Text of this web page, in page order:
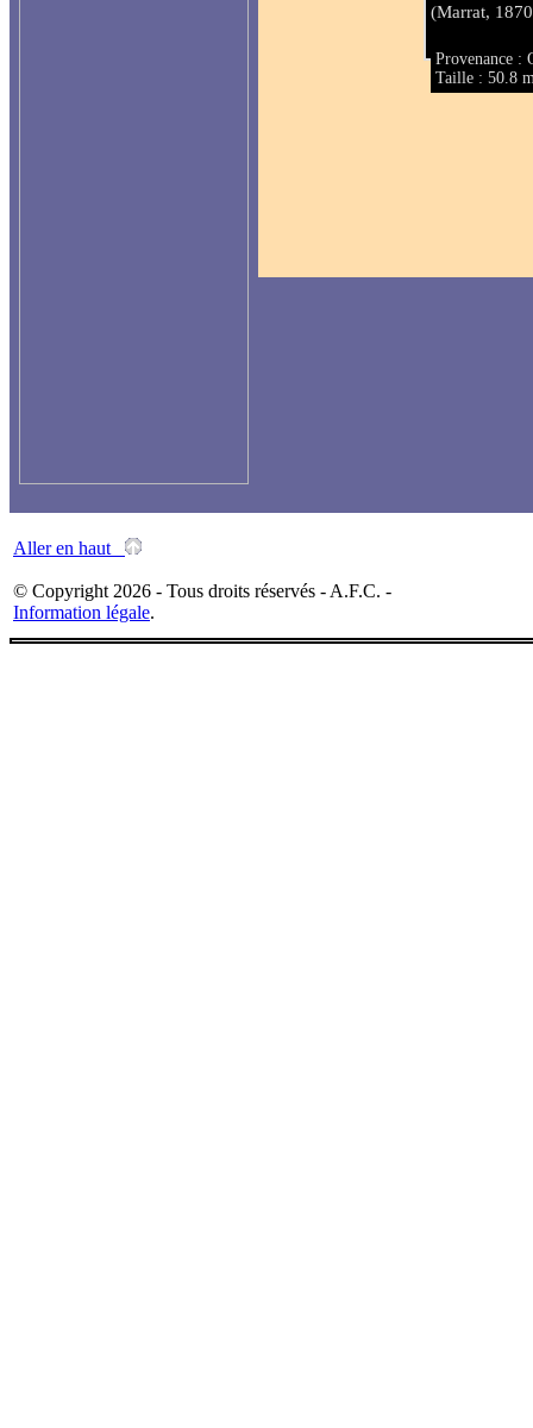
(Marrat,
Provenance :
Taille : 50.8
Aller en haut
© Copyright 2026 - Tous droits réservés - A.F.C. -
Information légale.